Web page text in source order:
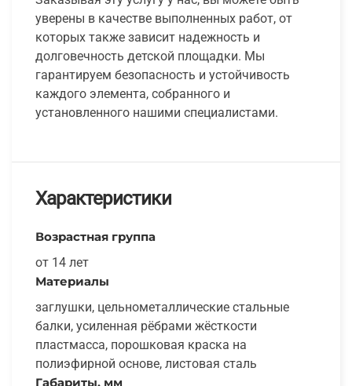
уверены в качестве выполненных работ, от
которых также зависит надежность и
долговечность детской площадки. Мы
гарантируем безопасность и устойчивость
каждого элемента, собранного и
установленного нашими специалистами.
Характеристики
Возрастная группа
от 14 лет
Материалы
заглушки, цельнометаллические стальные
балки, усиленная рёбрами жёсткости
пластмасса, порошковая краска на
полиэфирной основе, листовая сталь
Габариты, мм